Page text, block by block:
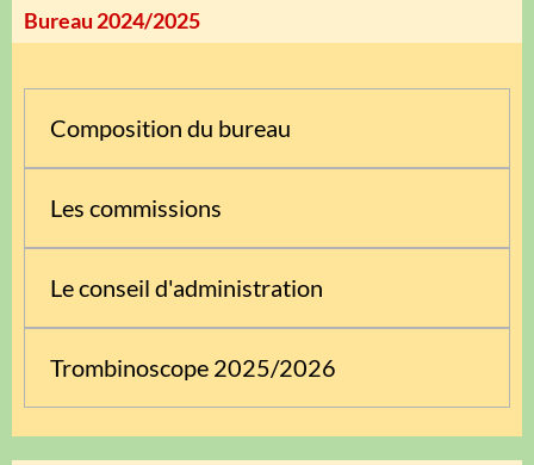
Bureau 2024/2025
Composition du bureau
Les commissions
Le conseil d'administration
Trombinoscope 2025/2026